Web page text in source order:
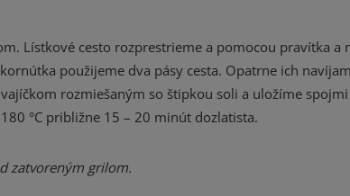
Lístkové cesto rozprestrieme a pomocou pravítka a
použijeme dva pásy cesta. Opatrne ich
rozmiešaným so štipkou soli a uložíme
°C približne 15 – 20 minút dozlatista.
zatvoreným grilom.